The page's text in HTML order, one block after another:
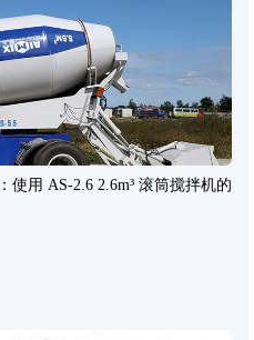
用 AS-2.6 2.6m³ 滚筒搅拌机的